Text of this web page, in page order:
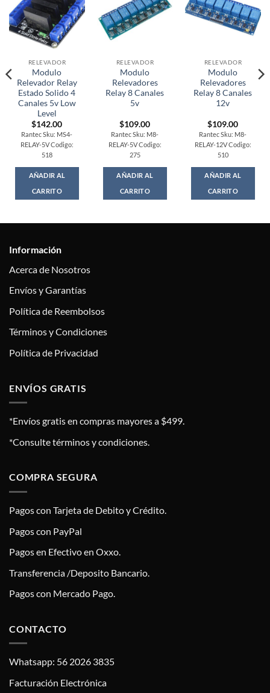
RELEVADOR
Modulo
Relevador Relay
Estado Solido 4
Canales 5v Low
Level
$142.00
Rantec Sku: MS4-
RELAY-5V Codigo:
518
AÑADIR AL
CARRITO
RELEVADOR
Modulo
Relevadores
Relay 8 Canales
5v
$109.00
Rantec Sku: M8-
RELAY-5V Codigo:
275
AÑADIR AL
CARRITO
RELEVADOR
Modulo
Relevadores
Relay 8 Canales
12v
$109.00
Rantec Sku: M8-
RELAY-12V Codigo:
510
AÑADIR AL
CARRITO
Información
Acerca de Nosotros
Envíos y Garantías
Política de Reembolsos
Términos y Condiciones
Política de Privacidad
ENVÍOS GRATIS
*Envíos gratis en compras mayores a $499.
*Consulte términos y condiciones.
COMPRA SEGURA
Pagos con Tarjeta de Debito y Crédito.
Pagos con PayPal
Pagos en Efectivo en Oxxo.
Transferencia /Deposito Bancario.
Pagos con Mercado Pago.
CONTACTO
Whatsapp: 56 2026 3835
Facturación Electrónica